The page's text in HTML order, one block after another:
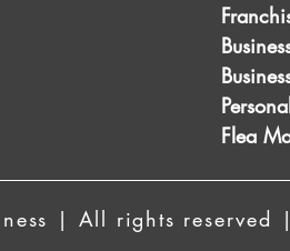
Flea
| All rights reserved